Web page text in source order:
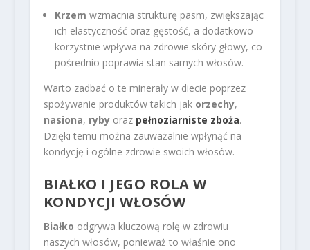
Krzem wzmacnia strukturę pasm, zwiększając
ich elastyczność oraz gęstość, a dodatkowo
korzystnie wpływa na zdrowie skóry głowy, co
pośrednio poprawia stan samych włosów.
Warto zadbać o te minerały w diecie poprzez
spożywanie produktów takich jak orzechy,
nasiona, rybyoraz pełnoziarniste zboża.
Dzięki temu można zauważalnie wpłynąć na
kondycję i ogólne zdrowie swoich włosów.
BIAŁKO I JEGO ROLA W
KONDYCJI WŁOSÓW
Białko odgrywa kluczową rolę w zdrowiu
naszych włosów, ponieważ to właśnie ono